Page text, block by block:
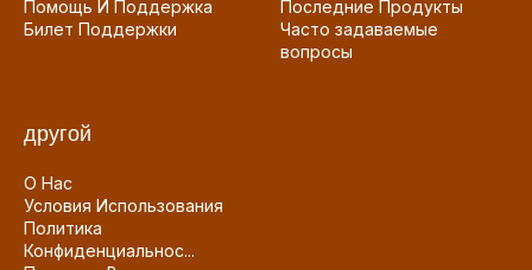
Помощь И Поддержка
Билет Поддержки
Последние Продукты
Часто задаваемые
вопросы
другой
О Нас
Условия Использования
Политика
Конфиденциальнос...